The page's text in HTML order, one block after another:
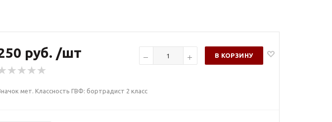
руб. /шт В КОРЗИНУ
мет. Классность ГВФ: бортрадист 2 класс